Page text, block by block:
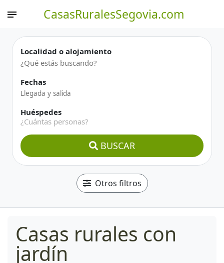
CasasRuralesSegovia.com
Localidad o alojamiento
Fechas
Huéspedes
¿Cuántas personas?
BUSCAR
Otros filtros
Casas rurales con
jardín